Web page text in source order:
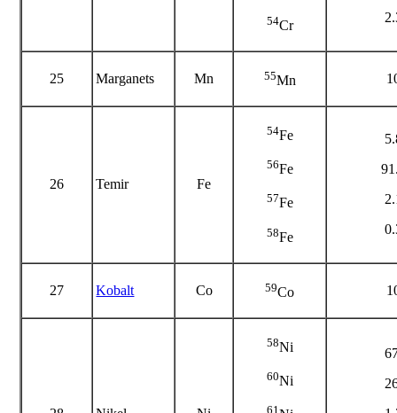
54Cr
25 Marganets Mn 55Mn
26 Temir Fe
54Fe
56Fe
57Fe
58Fe
27 Kobalt Co 59Co
58Ni
60Ni
61